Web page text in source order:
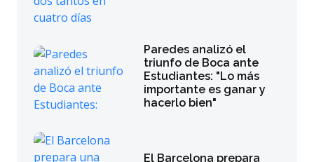
Paredes analizó el
triunfo de Boca ante
Estudiantes: "Lo más
importante es ganar y
hacerlo bien"
El Barcelona prepara